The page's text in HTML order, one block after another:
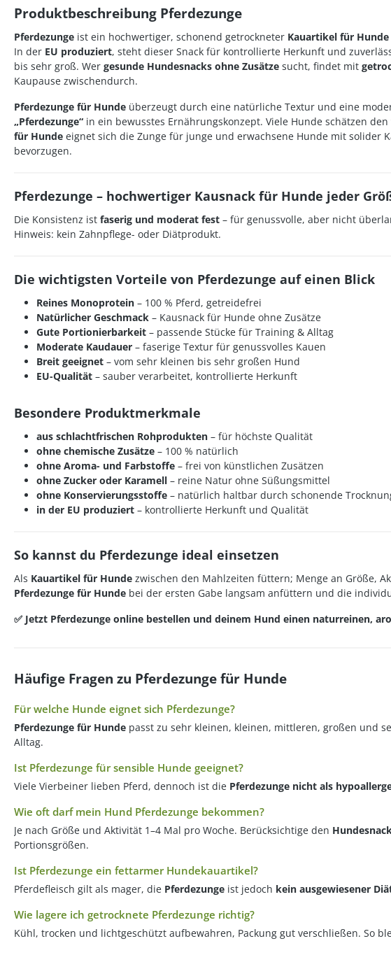
Produktbeschreibung Pferdezunge
Pferdezunge ist ein hochwertiger, schonend getrockneter Kauartikel für Hunde
In der EU produziert, steht dieser Snack für kontrollierte Herkunft und
bis sehr groß. Wer gesunde Hundesnacks ohne Zusätze sucht, findet mit
Kaupause zwischendurch.
Pferdezunge für Hunde überzeugt durch eine natürliche Textur und eine
„Pferdezunge“ in ein bewusstes Ernährungskonzept. Viele Hunde schätzen
für Hunde eignet sich die Zunge für junge und erwachsene Hunde mit solider
bevorzugen.
Pferdezunge – hochwertiger Kausnack für Hunde jeder
Die Konsistenz ist faserig und moderat fest – für genussvolle, aber nicht
Hinweis: kein Zahnpflege- oder Diätprodukt.
Die wichtigsten Vorteile von Pferdezunge auf einen Blick
Reines Monoprotein – 100 % Pferd, getreidefrei
Natürlicher Geschmack – Kausnack für Hunde ohne Zusätze
Gute Portionierbarkeit – passende Stücke für Training & Alltag
Moderate Kaudauer – faserige Textur für genussvolles Kauen
Breit geeignet – vom sehr kleinen bis sehr großen Hund
EU-Qualität – sauber verarbeitet, kontrollierte Herkunft
Besondere Produktmerkmale
aus schlachtfrischen Rohprodukten – für höchste Qualität
ohne chemische Zusätze – 100 % natürlich
ohne Aroma- und Farbstoffe – frei von künstlichen Zusätzen
ohne Zucker oder Karamell – reine Natur ohne Süßungsmittel
ohne Konservierungsstoffe – natürlich haltbar durch schonende
in der EU produziert – kontrollierte Herkunft und Qualität
So kannst du Pferdezunge ideal einsetzen
Als Kauartikel für Hunde zwischen den Mahlzeiten füttern; Menge an Größe,
Pferdezunge für Hunde bei der ersten Gabe langsam anfüttern und die
✅ Jetzt Pferdezunge online bestellen und deinem Hund einen naturreinen,
Häufige Fragen zu Pferdezunge für Hunde
Für welche Hunde eignet sich Pferdezunge?
Pferdezunge für Hunde passt zu sehr kleinen, kleinen, mittleren, großen und
Alltag.
Ist Pferdezunge für sensible Hunde geeignet?
Viele Vierbeiner lieben Pferd, dennoch ist die Pferdezunge nicht als
Wie oft darf mein Hund Pferdezunge bekommen?
Je nach Größe und Aktivität 1–4 Mal pro Woche. Berücksichtige den
Portionsgrößen.
Ist Pferdezunge ein fettarmer Hundekauartikel?
Pferdefleisch gilt als mager, die Pferdezunge ist jedoch kein ausgewiesener
Wie lagere ich getrocknete Pferdezunge richtig?
Kühl, trocken und lichtgeschützt aufbewahren, Packung gut verschließen. So